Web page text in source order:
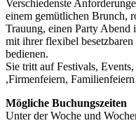
Verschiedenste
einem gemütlichen Brunch,
Trauung, einen Party Abend
mit ihrer flexibel
bedienen.
Sie tritt auf Festivals,
,Firmenfeiern,
Mögliche Buchungszeiten
Unter der Woche und